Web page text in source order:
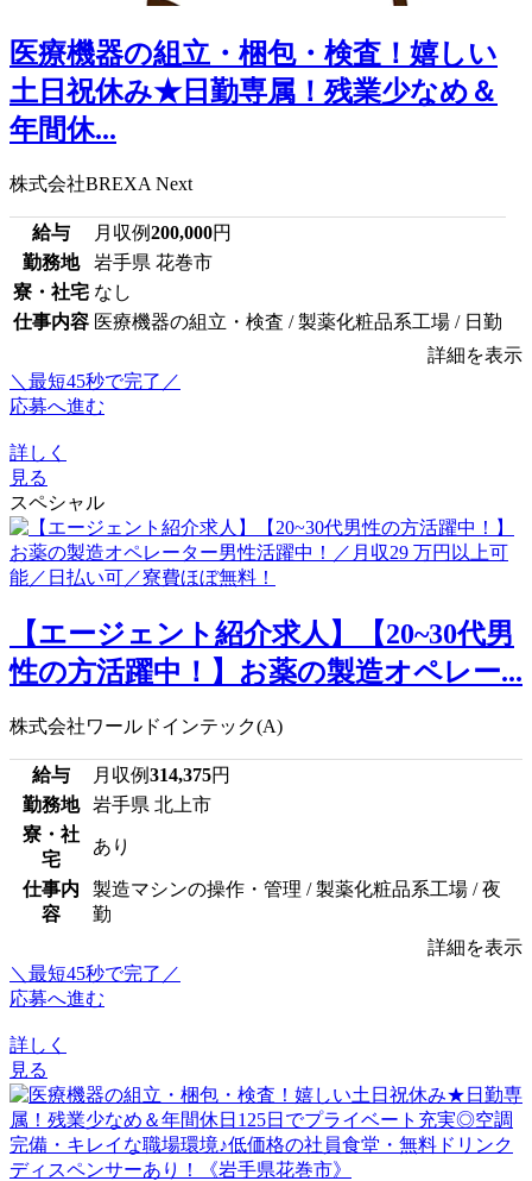
医療機器の組立・梱包・検査！嬉しい
土日祝休み★日勤専属！残業少なめ＆
年間休...
株式会社BREXA Next
給与 月収例200,000円
勤務地
岩手県 花巻市
寮・社宅 なし
仕事内容 医療機器の組立・検査 / 製薬化粧品系工場 / 日勤
詳細を表示
＼最短45秒で完了／
応募へ進む
詳しく
見る
スペシャル
【エージェント紹介求人】【20~30代男
性の方活躍中！】お薬の製造オペレー...
株式会社ワールドインテック(A)
給与 月収例314,375円
勤務地
岩手県 北上市
寮・社
宅
あり
仕事内
容
製造マシンの操作・管理 / 製薬化粧品系工場 / 夜
勤
詳細を表示
＼最短45秒で完了／
応募へ進む
詳しく
見る